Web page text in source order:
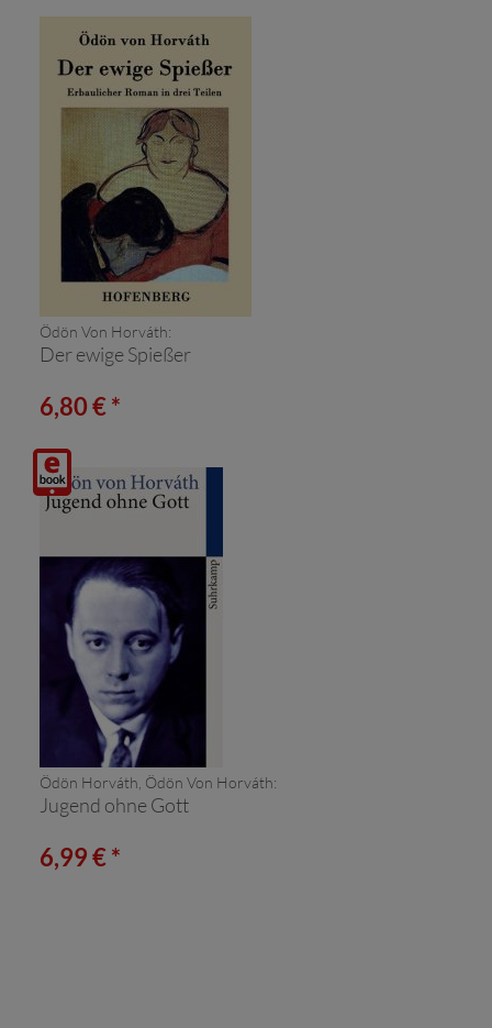
Ödön Von Horváth:
Der ewige Spießer
6,80 € *
Digitalprodukt
/ E-
Book
Ödön Horváth, Ödön Von Horváth:
Jugend ohne Gott
6,99 € *